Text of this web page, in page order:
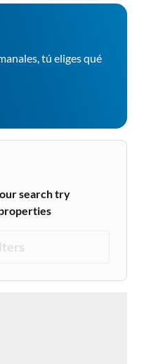
tú eliges qué
search try